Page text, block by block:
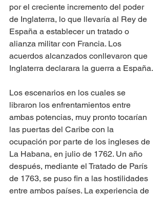
por el creciente incremento del poder
de Inglaterra, lo que llevaría al Rey de
España a establecer un tratado o
alianza militar con Francia. Los
acuerdos alcanzados conllevaron que
Inglaterra declarara la guerra a España.
Los escenarios en los cuales se
libraron los enfrentamientos entre
ambas potencias, muy pronto tocarían
las puertas del Caribe con la
ocupación por parte de los ingleses de
La Habana, en julio de 1762. Un año
después, mediante el Tratado de París
de 1763, se puso fin a las hostilidades
entre ambos países. La experiencia de